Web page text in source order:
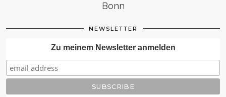
Bonn
NEWSLETTER
Zu meinem Newsletter anmelden